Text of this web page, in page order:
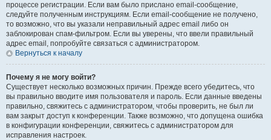
процессе регистрации. Если вам было прислано email-сообщение,
следуйте полученным инструкциям. Если email-сообщение не получено,
то возможно, что вы указали неправильный адрес email либо он
заблокирован спам-фильтром. Если вы уверены, что ввели правильный
адрес email, попробуйте связаться с администратором.
Вернуться к началу
Почему я не могу войти?
Существует несколько возможных причин. Прежде всего убедитесь, что
вы правильно вводите имя пользователя и пароль. Если данные введены
правильно, свяжитесь с администратором, чтобы проверить, не был ли
вам закрыт доступ к конференции. Также возможно, что допущена ошибка
в конфигурации конференции, свяжитесь с администратором для
исправления настроек.